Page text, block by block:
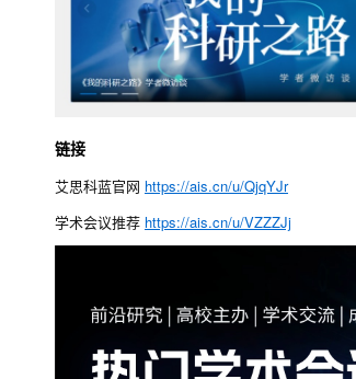
链接
艾思科蓝官网 https://ais.cn/u/QjqYJr
学术会议推荐 https://ais.cn/u/VZZZJj